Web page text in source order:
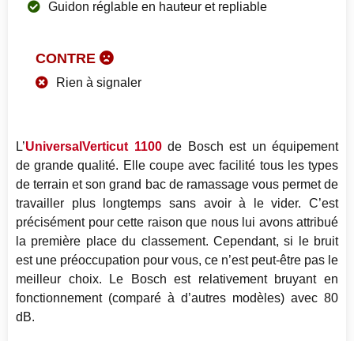
Guidon réglable en hauteur et repliable
CONTRE
Rien à signaler
L’UniversalVerticut 1100de Bosch est un équipement
de grande qualité. Elle coupe avec facilité tous les types
de terrain et son grand bac de ramassage vous permet de
travailler plus longtemps sans avoir à le vider. C’est
précisément pour cette raison que nous lui avons attribué
la première place du classement. Cependant, si le bruit
est une préoccupation pour vous, ce n’est peut-être pas le
meilleur choix. Le Bosch est relativement bruyant en
fonctionnement (comparé à d’autres modèles) avec 80
dB.